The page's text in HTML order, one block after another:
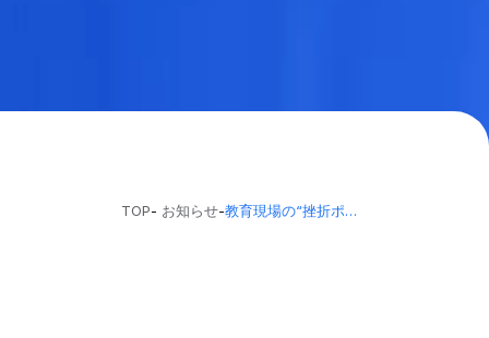
TOP- お知らせ- 教育現場の“挫折ポイント”をAIが解消。学習のつまずきに応じてロードマップに迂回ルートを自動生成する技術で特許取得